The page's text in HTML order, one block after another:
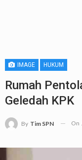
IMAGE HUKUM
Rumah
Geledah KPK
By Tim SPN On